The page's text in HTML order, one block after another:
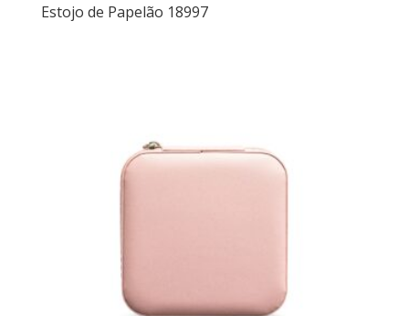
Estojo de Papelão 18997